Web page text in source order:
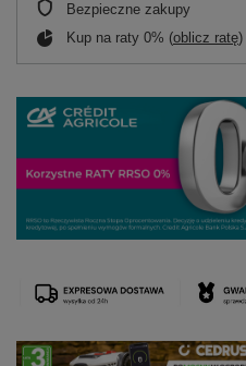
Bezpieczne zakupy
Kup na raty 0% (oblicz ratę)